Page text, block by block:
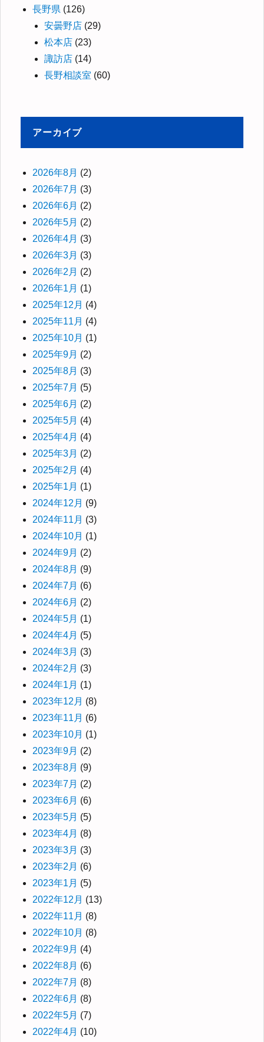
長野県 (126)
安曇野店 (29)
松本店 (23)
諏訪店 (14)
長野相談室 (60)
アーカイブ
2026年8月 (2)
2026年7月 (3)
2026年6月 (2)
2026年5月 (2)
2026年4月 (3)
2026年3月 (3)
2026年2月 (2)
2026年1月 (1)
2025年12月 (4)
2025年11月 (4)
2025年10月 (1)
2025年9月 (2)
2025年8月 (3)
2025年7月 (5)
2025年6月 (2)
2025年5月 (4)
2025年4月 (4)
2025年3月 (2)
2025年2月 (4)
2025年1月 (1)
2024年12月 (9)
2024年11月 (3)
2024年10月 (1)
2024年9月 (2)
2024年8月 (9)
2024年7月 (6)
2024年6月 (2)
2024年5月 (1)
2024年4月 (5)
2024年3月 (3)
2024年2月 (3)
2024年1月 (1)
2023年12月 (8)
2023年11月 (6)
2023年10月 (1)
2023年9月 (2)
2023年8月 (9)
2023年7月 (2)
2023年6月 (6)
2023年5月 (5)
2023年4月 (8)
2023年3月 (3)
2023年2月 (6)
2023年1月 (5)
2022年12月 (13)
2022年11月 (8)
2022年10月 (8)
2022年9月 (4)
2022年8月 (6)
2022年7月 (8)
2022年6月 (8)
2022年5月 (7)
2022年4月 (10)